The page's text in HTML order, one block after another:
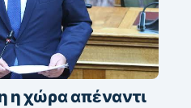
η χώρα απέναντι